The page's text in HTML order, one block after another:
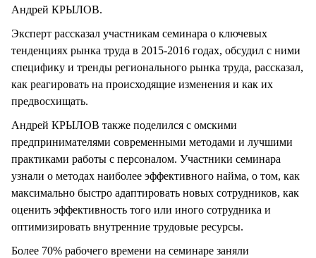
Андрей КРЫЛОВ.
Эксперт рассказал участникам семинара о ключевых
тенденциях рынка труда в 2015-2016 годах, обсудил с ними
специфику и тренды регионального рынка труда, рассказал,
как реагировать на происходящие изменения и как их
предвосхищать.
Андрей КРЫЛОВ также поделился с омскими
предпринимателями современными методами и лучшими
практиками работы с персоналом. Участники семинара
узнали о методах наиболее эффективного найма, о том, как
максимально быстро адаптировать новых сотрудников, как
оценить эффективность того или иного сотрудника и
оптимизировать внутренние трудовые ресурсы.
Более 70% рабочего времени на семинаре заняли